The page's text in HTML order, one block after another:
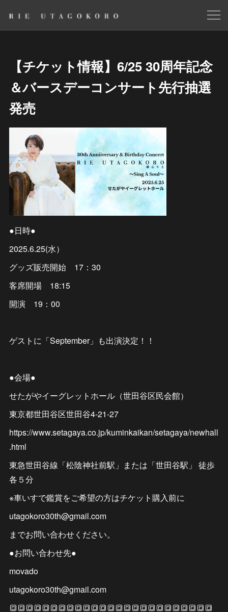
【チケット情報】6/25 30周年記念
＆バースデーコンサート先行抽選
発売
●日時●
2025.6.25(水）
グッズ販売開始 17：30
客席開場 18:15
開演 19：00
ゲストに「September」も出演決定！！
●会場●
せたがやイーグレットホール（世田谷区民会館）
東京都世田谷区世田谷4-21-27
https://www.setagaya.co.jp/kuminkaikan/setagaya/newhall
.html
東急世田谷線「松陰神社前駅」または「世田谷駅」 徒歩
各５分
※車いすで鑑賞をご希望の方はチケット購入前に
utagokoro30th@gmail.com
までお問い合わせください。
●お問い合わせ先●
movado
utagokoro30th@gmail.com
🔳🔳🔳🔳🔳🔳🔳🔳🔳🔳🔳🔳🔳🔳🔳🔳🔳🔳🔳🔳🔳🔳🔳🔳🔳